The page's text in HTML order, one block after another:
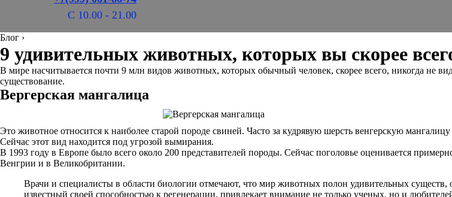
С 10.00 - 21.00
Блог ›
9 удивительных животных, которых вы скорее
В мире насчитывается почти 9 млн видов животных, которых обычный человек, скорее всего, никогда не
существование.
Вергерская мангалица
Это животное относится к наиболее старой породе свиней. Часто за кудрявую шерсть венгерскую
Сейчас этот вид находится под угрозой вымирания.
В 1993 году в Европе было всего около 200 представителей породы. Сейчас поголовье оценивается
Венгрии и в Великобритании.
Врачи и специалисты в области биологии отмечают, что мир животных полон удивительных
известный своей способностью к регенерации, привлекает внимание не только ученых, но и